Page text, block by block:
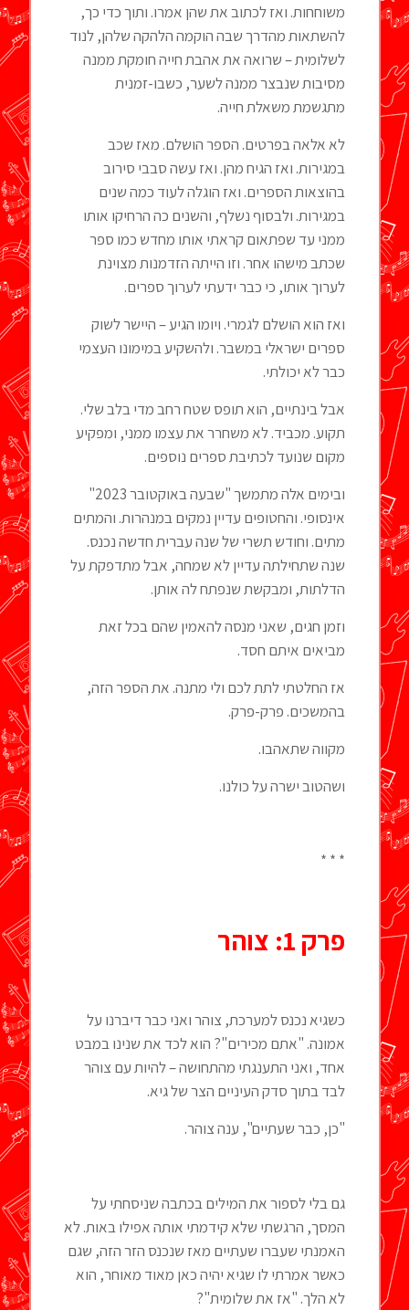
משוחחות. ואז לכתוב את שהן אמרו. ותוך כדי כך,
להשתאות מהדרך שבה הוקמה הלהקה שלהן, לנוד
לשלומית – שרואה את אהבת חייה חומקת ממנה
מסיבות שנבצר ממנה לשער, כשבו-זמנית
מתגשמת משאלת חייה.
לא אלאה בפרטים. הספר הושלם. מאז שכב
במגירות. ואז הגיח מהן. ואז עשה סבבי סירוב
בהוצאות הספרים. ואז הוגלה לעוד כמה שנים
במגירות. ולבסוף נשלף, והשנים כה הרחיקו אותו
ממני עד שפתאום קראתי אותו מחדש כמו ספר
שכתב מישהו אחר. וזו הייתה הזדמנות מצוינת
לערוך אותו, כי כבר ידעתי לערוך ספרים.
ואז הוא הושלם לגמרי. ויומו הגיע – היישר לשוק
ספרים ישראלי במשבר. ולהשקיע במימונו העצמי
כבר לא יכולתי.
אבל בינתיים, הוא תופס שטח רחב מדי בלב שלי.
תקוע. מכביד. לא משחרר את עצמו ממני, ומפקיע
מקום שנועד לכתיבת ספרים נוספים.
ובימים אלה מתמשך "שבעה באוקטובר 2023"
אינסופי. והחטופים עדיין נמקים במנהרות. והמתים
מתים. וחודש תשרי של שנה עברית חדשה נכנס.
שנה שתחילתה עדיין לא שמחה, אבל מתדפקת על
הדלתות, ומבקשת שנפתח לה אותן.
וזמן חגים, שאני מנסה להאמין שהם בכל זאת
מביאים איתם חסד.
אז החלטתי לתת לכם ולי מתנה. את הספר הזה,
בהמשכים. פרק-פרק.
מקווה שתאהבו.
ושהטוב ישרה על כולנו.
* * *
פרק 1: צוהר
כשגיא נכנס למערכת, צוהר ואני כבר דיברנו על
אמונה. "אתם מכירים"? הוא לכד את שנינו במבט
אחד, ואני התענגתי מהתחושה – להיות עם צוהר
לבד בתוך סדק העיניים הצר של גיא.
"כן, כבר שעתיים", ענה צוהר.
גם בלי לספור את המילים בכתבה שניסחתי על
המסך, הרגשתי שלא קידמתי אותה אפילו באות. לא
האמנתי שעברו שעתיים מאז שנכנס הזר הזה, שגם
כאשר אמרתי לו שגיא יהיה כאן מאוד מאוחר, הוא
לא הלך. "אז את שלומית"?